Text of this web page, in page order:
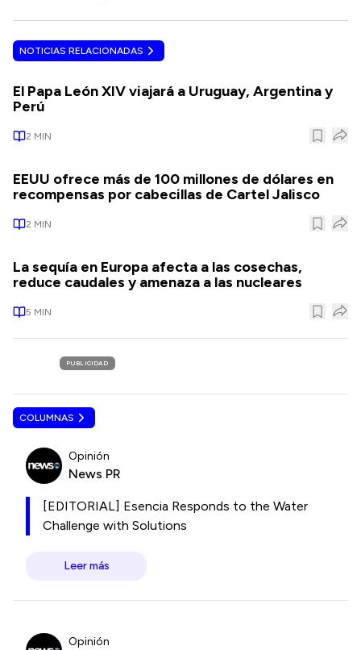
NOTICIAS RELACIONADAS
El Papa León XIV viajará a Uruguay, Argentina y
Perú
2 MIN
EEUU ofrece más de 100 millones de dólares en
recompensas por cabecillas de Cartel Jalisco
2 MIN
La sequía en Europa afecta a las cosechas,
reduce caudales y amenaza a las nucleares
5 MIN
PUBLICIDAD
COLUMNAS
Opinión
News PR
[EDITORIAL] Esencia Responds to the Water
Challenge with Solutions
Leer más
Opinión